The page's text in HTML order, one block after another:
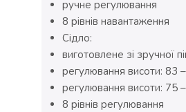
ручне регулювання
8 рівнів навантаження
Сідло:
виготовлене зі зручної
регулювання висоти: 83
регулювання висоти: 75
8 рівнів регулювання